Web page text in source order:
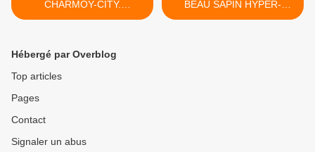
CHARMOY-CITY.
EXERCICES D’HISTOIRE
novembre 2018 (J+3631
après le vote négatif
BEAU SAPIN HYPER-
GÉANT POUR LE PETIT
Hébergé par Overblog
Top articles
Pages
Contact
Signaler un abus